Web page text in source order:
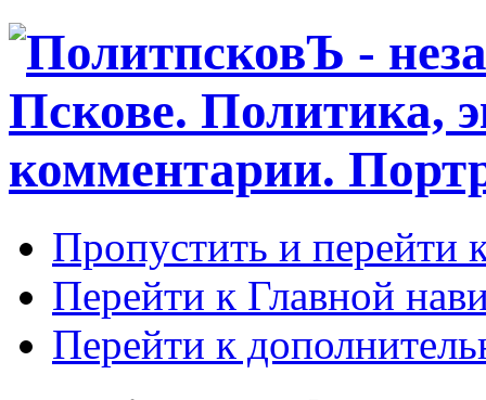
Пропустить и перейти
Перейти к Главной
Перейти к